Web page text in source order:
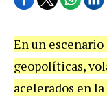
En un
geopolíticas,
acelerados en